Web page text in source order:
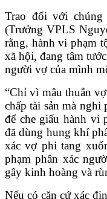
Trao đổi với
(Trưởng VPLS
rằng, hành vi phạm
xã hội, đang tâm
người vợ của mình
“Chỉ vì mâu thuẫn
chấp tài sản mà nghi
để che giấu hành vi
đã dùng hung khí
xác vợ phi tang
phạm phân xác
gây kinh hoàng và
Nếu có căn cứ xác